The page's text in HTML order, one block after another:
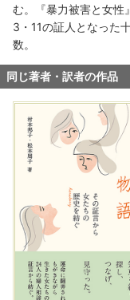
む。『暴力被害と女
3・11の証人となった
数。
同じ著者・訳者の作品